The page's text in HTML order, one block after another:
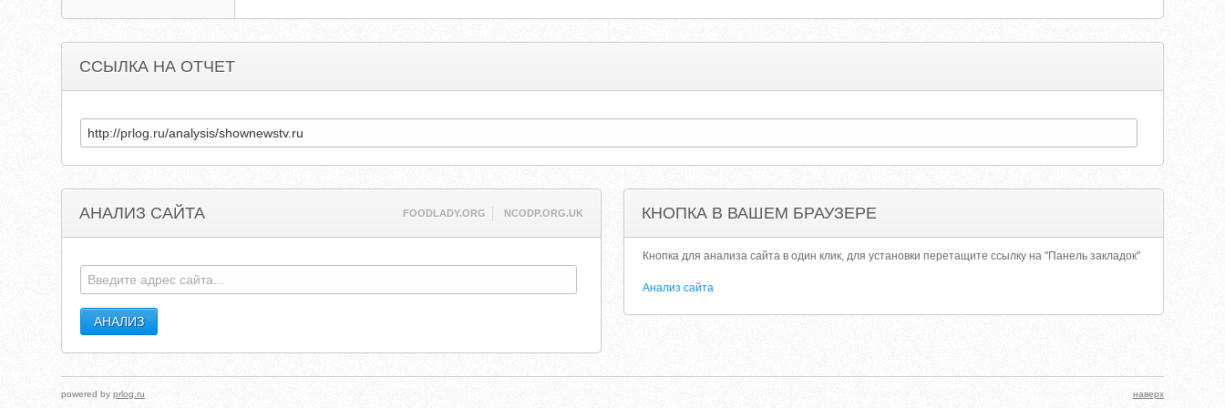
ССЫЛКА НА ОТЧЕТ
АНАЛИЗ САЙТА FOODLADY.ORG NCODP.ORG.UK КНОПКА В ВАШЕМ БРАУЗЕРЕ
Кнопка для анализа сайта в один клик, для установки перетащите ссылку на "Панель закладок"
Анализ сайта
powered byprlog.ru наверх